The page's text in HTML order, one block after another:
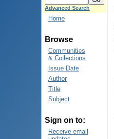
Advanced Search
Home
Browse
Communities
& Collections
Issue Date
Author
Title
Subject
Sign on to:
Receive email